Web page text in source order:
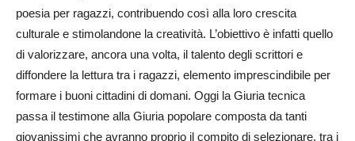
poesia per ragazzi, contribuendo così alla loro crescita
culturale e stimolandone la creatività. L’obiettivo è infatti quello
di valorizzare, ancora una volta, il talento degli scrittori e
diffondere la lettura tra i ragazzi, elemento imprescindibile per
formare i buoni cittadini di domani. Oggi la Giuria tecnica
passa il testimone alla Giuria popolare composta da tanti
giovanissimi che avranno proprio il compito di selezionare, tra i